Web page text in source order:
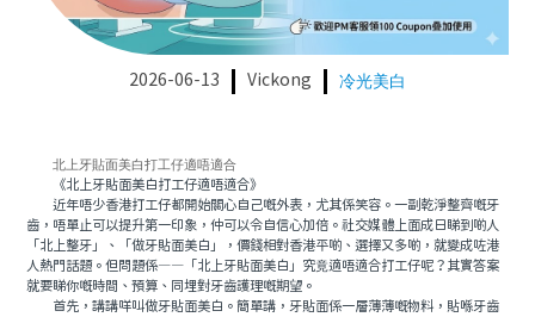
2026-06-13 Vickong 冷光美白
北上牙貼面美白打工仔適唔適合
《北上牙貼面美白打工仔適唔適合》
近年唔少香港打工仔都開始關心自己嘅外表，尤其係笑容。一副乾淨整齊嘅牙
齒，唔單止可以提升第一印象，仲可以令自信心加倍。社交媒體上面成日睇到啲人
「北上整牙」、「做牙貼面美白」，價錢相對香港平啲、選擇又多啲，就變成咗港
人熱門話題。但問題係——「北上牙貼面美白」究竟適唔適合打工仔呢？其實答案
就要睇你嘅時間、預算、同埋對牙齒護理嘅期望。
首先，講講咩叫做牙貼面美白。簡單講，牙貼面係一層薄薄嘅物料，貼喺牙齒